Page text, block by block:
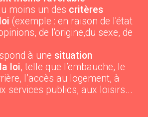
moins un des critères
(exemple : en raison de l'état
de l'origine,du sexe, de
à une situation
loi, telle que l’embauche, le
l’accès au logement, à
services publics, aux loisirs...